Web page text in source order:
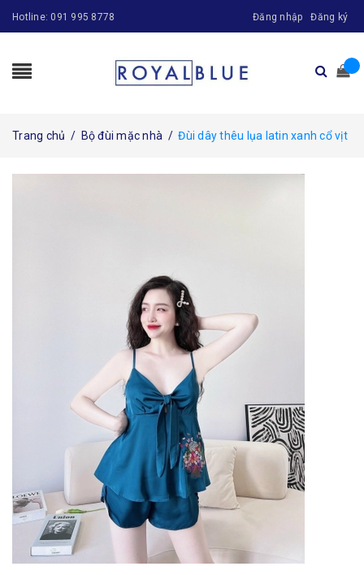
Hotline: 091 995 8778 Đăng nhập Đăng ký
Trang chủ / Bộ đùi mặc nhà / Đùi dây thêu lụa latin xanh cổ vịt